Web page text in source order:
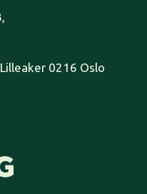
0216 Oslo